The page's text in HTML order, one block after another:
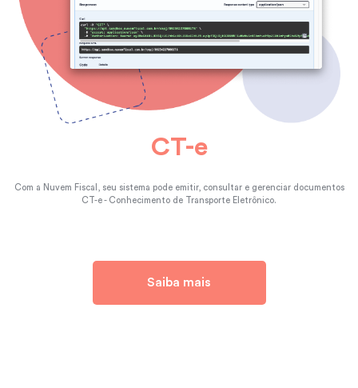
CT-e
Com a Nuvem Fiscal, seu sistema pode emitir, consultar e gerenciar documentos
CT-e - Conhecimento de Transporte Eletrônico.
Saiba mais